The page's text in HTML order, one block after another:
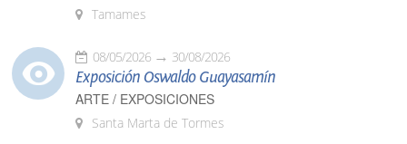
Tamames
08/05/2026 30/08/2026
Exposición Oswaldo Guayasamín
ARTE / EXPOSICIONES
Santa Marta de Tormes